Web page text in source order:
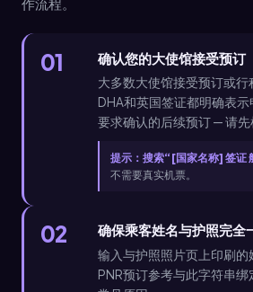
作流程。
01 确认您的大使馆接受预订
大多数大使馆接受预订或
DHA和英国签证都明确表
要求确认的后续预订 — 请先
提示：搜索“[国家名称] 签
不需要真实机票。
02 确保乘客姓名与护照完全
输入与护照照片页上印刷
PNR预订参考与此字符串